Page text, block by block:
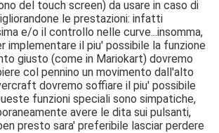
del touch screen) da usare in caso di
le prestazioni: infatti
e/o il controllo nelle curve...insomma,
implementare il piu' possibile la funzione
giusto (come in Mariokart) dovremo
col pennino un movimento dall'alto
dovremo soffiare il piu' possibile
funzioni speciali sono simpatiche,
avere le dita sui pulsanti,
presto sara' preferibile lasciar perdere